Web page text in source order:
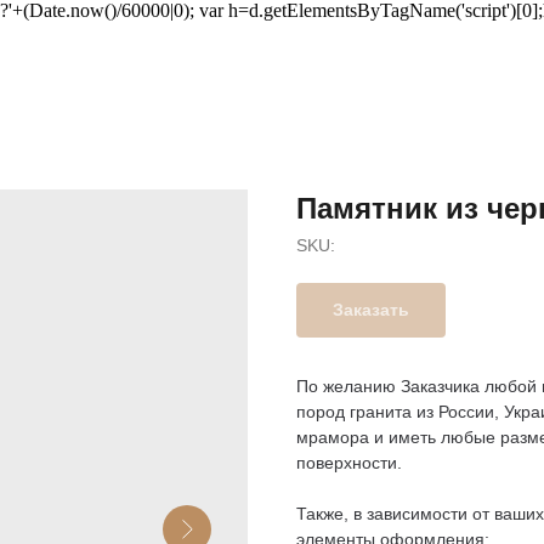
60000|0); var
Памятник из
SKU:
Заказать
По желанию Заказчика любой
пород гранита из России,
мрамора и иметь любые
поверхности.
Также, в зависимости от
элементы оформления: